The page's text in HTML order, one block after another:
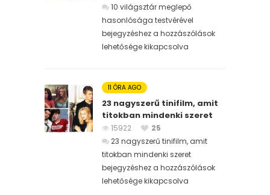
10 világsztár meglepő
hasonlósága testvérével
bejegyzéshez a hozzászólások
lehetősége kikapcsolva
11 ÓRA AGO
23 nagyszerű tinifilm, amit
titokban mindenki szeret
15922
25
23 nagyszerű tinifilm, amit
titokban mindenki szeret
bejegyzéshez a hozzászólások
lehetősége kikapcsolva